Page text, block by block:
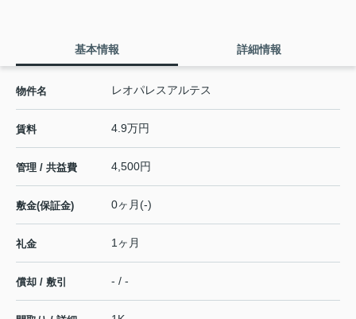
基本情報 詳細情報
物件名 レオパレスアルテス
賃料 4.9万円
管理 / 共益費 4,500円
敷金(保証金) 0ヶ月(-)
礼金 1ヶ月
償却 / 敷引 - / -